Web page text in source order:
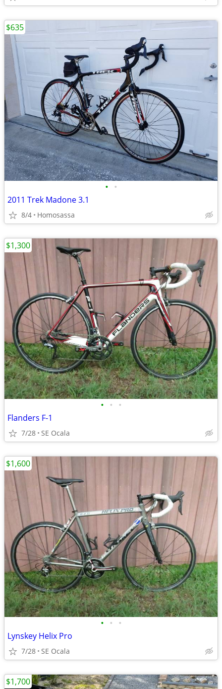
• •
2011 Trek Madone 3.1
8/4 Homosassa
$635
• • •
Flanders F-1
7/28 SE Ocala
$1,300
• • •
Lynskey Helix Pro
7/28 SE Ocala
$1,600
$1,700